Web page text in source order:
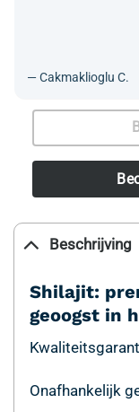
—Cakmaklioglu C.
Beschrijving
Shilajit:
geoogst in
Onafhankelijk